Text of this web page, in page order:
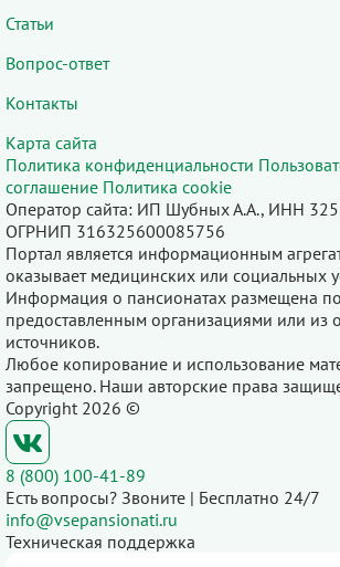
Статьи
Вопрос-ответ
Контакты
Карта сайта
Политика конфиденциальности
соглашение Политика cookie
Оператор сайта: ИП Шубных А.А., ИНН
ОГРНИП 316325600085756
Портал является информационным
оказывает медицинских или социальных
Информация о пансионатах размещена
предоставленным организациями или из
источников.
Любое копирование и использование
запрещено. Наши авторские права
Copyright 2026 ©
8 (800) 100-41-89
Есть вопросы? Звоните | Бесплатно 24/7
info@vsepansionati.ru
Техническая поддержка